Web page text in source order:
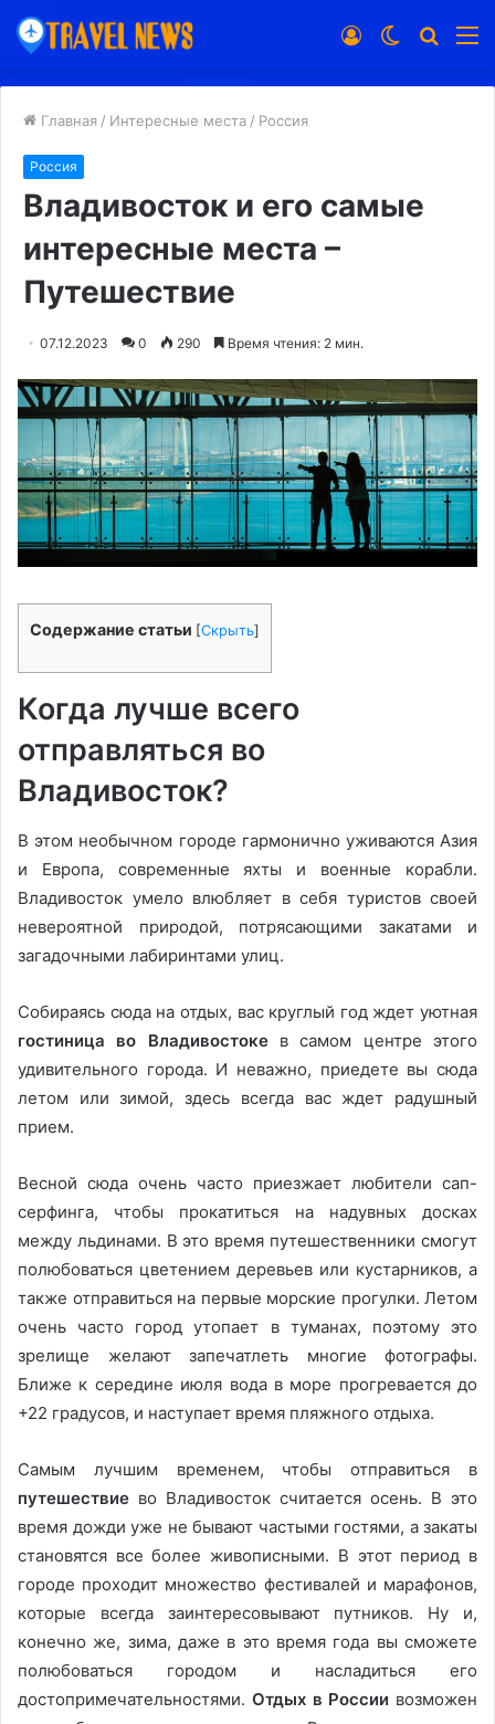
Switch
Войти
Главная / Интересные места / Россия
Россия
Владивосток и его самые
интересные места –
Путешествие
07.12.2023 0 290 Время чтения: 2 мин.
Содержание статьи [Скрыть]
Когда лучше всего
отправляться во
Владивосток?
В этом необычном городе гармонично уживаются Азия
и Европа, современные яхты и военные корабли.
Владивосток умело влюбляет в себя туристов своей
невероятной природой, потрясающими закатами и
загадочными лабиринтами улиц.
Собираясь сюда на отдых, вас круглый год ждет уютная
гостиница во Владивостокев самом центре этого
удивительного города. И неважно, приедете вы сюда
летом или зимой, здесь всегда вас ждет радушный
прием.
Весной сюда очень часто приезжает любители сап-
серфинга, чтобы прокатиться на надувных досках
между льдинами. В это время путешественники смогут
полюбоваться цветением деревьев или кустарников, а
также отправиться на первые морские прогулки. Летом
очень часто город утопает в туманах, поэтому это
зрелище желают запечатлеть многие фотографы.
Ближе к середине июля вода в море прогревается до
+22 градусов, и наступает время пляжного отдыха.
Самым лучшим временем, чтобы отправиться в
путешествие во Владивосток считается осень. В это
время дожди уже не бывают частыми гостями, а закаты
становятся все более живописными. В этот период в
городе проходит множество фестивалей и марафонов,
которые всегда заинтересовывают путников. Ну и,
конечно же, зима, даже в это время года вы сможете
полюбоваться городом и насладиться его
достопримечательностями. Отдых в России возможен